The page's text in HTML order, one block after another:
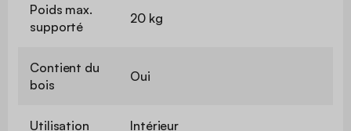
Poids max.
supporté
20 kg
Contient du
bois
Oui
Utilisation Intérieur